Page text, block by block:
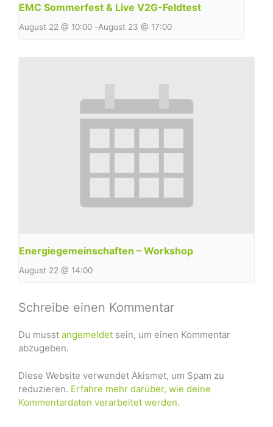
EMC Sommerfest & Live V2G-Feldtest
August 22 @ 10:00 -August 23 @ 17:00
Energiegemeinschaften – Workshop
August 22 @ 14:00
Schreibe einen Kommentar
Du musst angemeldet sein, um einen Kommentar
abzugeben.
Diese Website verwendet Akismet, um Spam zu
reduzieren. Erfahre mehr darüber, wie deine
Kommentardaten verarbeitet werden.